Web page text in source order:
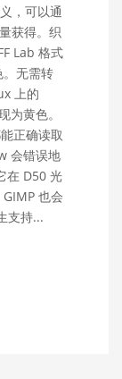
，可以通
获得。织
Lab 格式
无需转
上的
为黄色。
正确读取
会错误地
在 D50 光
也会
支持...